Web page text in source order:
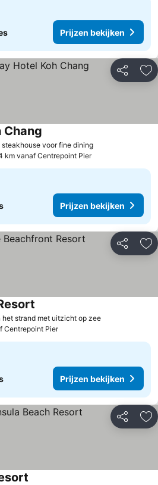
Prijzen bekijken
Delen
voor fine diningPrijzen
Chang
km vanaf Centrepoint Pier
Prijzen bekijken
Delen
het strand met uitzicht op zeePrijzen
Centrepoint Pier
Prijzen bekijken
Delen